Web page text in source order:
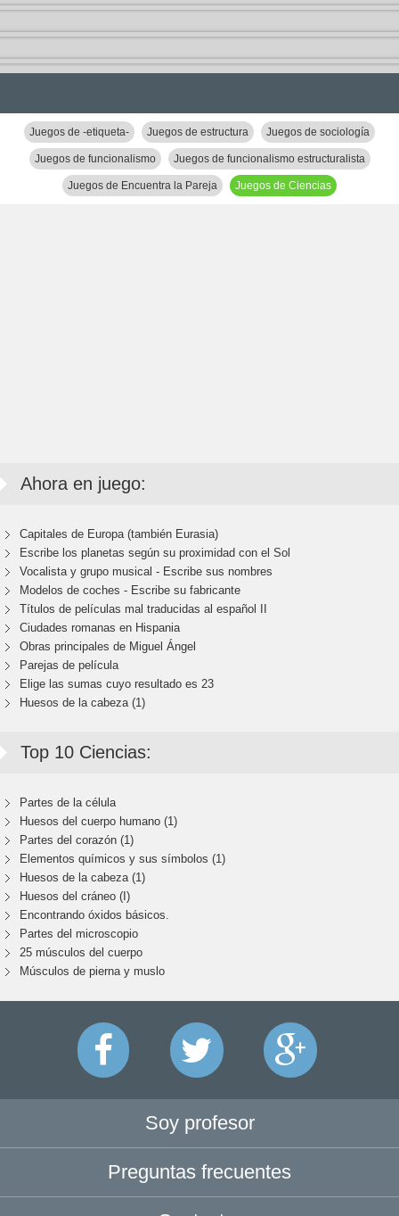
Juegos de -etiqueta- Juegos de estructura Juegos de sociología
Juegos de funcionalismo Juegos de funcionalismo estructuralista
Juegos de Encuentra la Pareja Juegos de Ciencias
Ahora en juego:
Capitales de Europa (también Eurasia)
Escribe los planetas según su proximidad con el Sol
Vocalista y grupo musical - Escribe sus nombres
Modelos de coches - Escribe su fabricante
Títulos de películas mal traducidas al español II
Ciudades romanas en Hispania
Obras principales de Miguel Ángel
Parejas de película
Elige las sumas cuyo resultado es 23
Huesos de la cabeza (1)
Top 10 Ciencias:
Partes de la célula
Huesos del cuerpo humano (1)
Partes del corazón (1)
Elementos químicos y sus símbolos (1)
Huesos de la cabeza (1)
Huesos del cráneo (I)
Encontrando óxidos básicos.
Partes del microscopio
25 músculos del cuerpo
Músculos de pierna y muslo
Soy profesor
Preguntas frecuentes